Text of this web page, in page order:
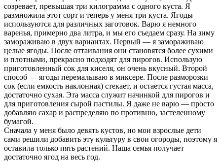
созревает, превышая три килограмма с одного куста. Я
размножила этот сорт и теперь у меня три куста. Ягоды
используются для различных заготовок. Варю я немного
варенья, примерно два литра, и мы его съедаем сразу. На зиму
замораживаю в двух вариантах. Первый — я замораживаю
целые ягоды. После оттаивания они становятся более сухими
и плотными, прекрасно подходят для пирогов. Использую
приготовленный сок для киселя, он очень вкусный. Второй
способ — ягоды перемалываю в миксере. После разморозки
сок (если емкость наклонная) стекает, и остается густая масса,
достаточно сухая. Эта масса служит начинкой для пирогов и
для приготовления сырой пастилы. Я даже не варю — просто
добавляю сахар и распределяю по противню, застеленному
бумагой.
Сначала у меня было девять кустов, но мои взрослые дети
сами решили добавить эту культуру в свои огороды, поэтому я
оставила только пять растений. Наша семья получает
достаточно ягод на весь год.